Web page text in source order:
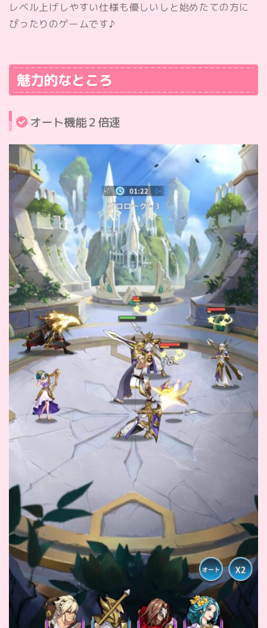
レベル上げしやすい仕様も優しいしと始めたての方に
ぴったりのゲームです♪
魅力的なところ
オート機能２倍速